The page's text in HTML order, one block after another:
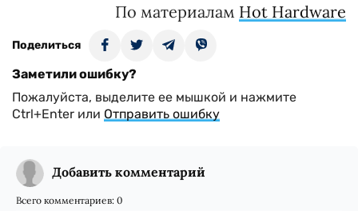
По материалам Hot Hardware
Поделиться
Заметили ошибку?
Пожалуйста, выделите ее мышкой и нажмите
Ctrl+Enter или Отправить ошибку
Добавить комментарий
Всего комментариев: 0